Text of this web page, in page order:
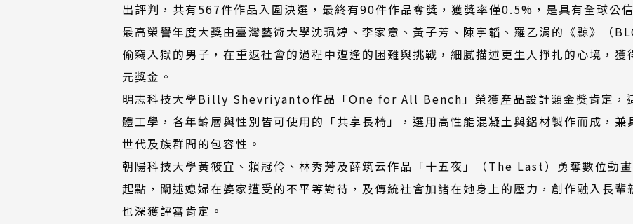
出評判，共有567件作品入圍決選，最終有90件作品奪獎，獲獎率僅0.5%，是具有全球公
最高榮譽年度大獎由臺灣藝術大學沈珮婷、李家意、黃子芳、陳宇韜、羅乙涓的《黥》（
偷竊入獄的男子，在重返社會的過程中遭逢的困難與挑戰，細膩描述更生人掙扎的心境，
元獎金。
明志科技大學Billy Shevriyanto作品「One for All Bench」榮獲產品設計類金獎肯定，
體工學，各年齡層與性別皆可使用的「共享長椅」，選用高性能混凝土與鋁材製作而成，
世代及族群間的包容性。
朝陽科技大學黃筱宜、賴冠伶、林秀芳及薛筑云作品「十五夜」（The Last）勇奪數位動
起點，闡述媳婦在婆家遭受的不平等對待，及傳統社會加諸在她身上的壓力，創作融入長輩
也深獲評審肯定。